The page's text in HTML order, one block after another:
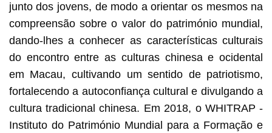
junto dos jovens, de modo a orientar os mesmos na
compreensão sobre o valor do património mundial,
dando-lhes a conhecer as características culturais
do encontro entre as culturas chinesa e ocidental
em Macau, cultivando um sentido de patriotismo,
fortalecendo a autoconfiança cultural e divulgando a
cultura tradicional chinesa. Em 2018, o WHITRAP -
Instituto do Património Mundial para a Formação e